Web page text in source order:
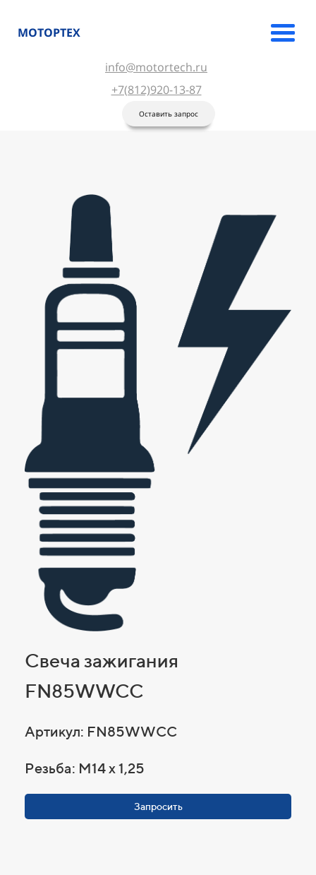
МОТОРТЕХ
info@motortech.ru
+7(812)920-13-87
Оставить запрос
Свеча зажигания
FN85WWCC
Артикул: FN85WWCC
Резьба: M14 x 1,25
Запросить